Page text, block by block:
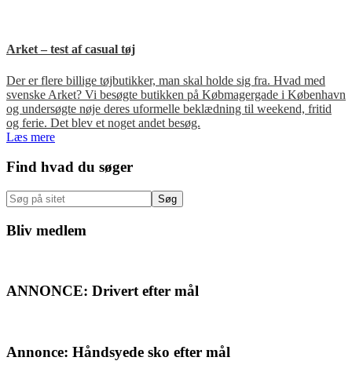
Arket – test af casual tøj
Der er flere billige tøjbutikker, man skal holde sig fra. Hvad med
svenske Arket? Vi besøgte butikken på Købmagergade i København
og undersøgte nøje deres uformelle beklædning til weekend, fritid
og ferie. Det blev et noget andet besøg.
Læs mere
Primær
Sidebar
Find hvad du søger
Søg
på
sitet
Bliv medlem
ANNONCE: Drivert efter mål
Annonce: Håndsyede sko efter mål